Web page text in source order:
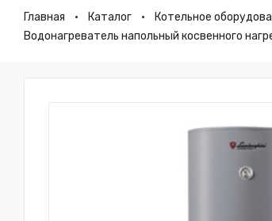
Главная Каталог Котельное
Водонагреватель напольный косвенного